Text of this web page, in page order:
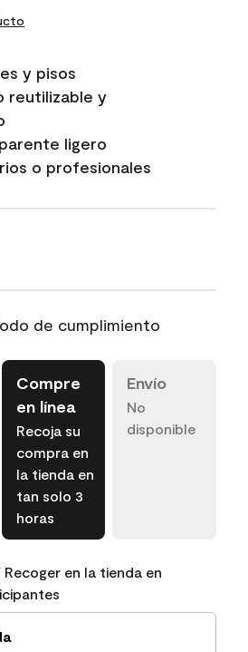
y pisos
reutilizable y
ligero
o profesionales
de cumplimiento
Compre
en línea
Recoja su
compra en
la tienda en
tan solo 3
horas
Envío
No
disponible
en la tienda en